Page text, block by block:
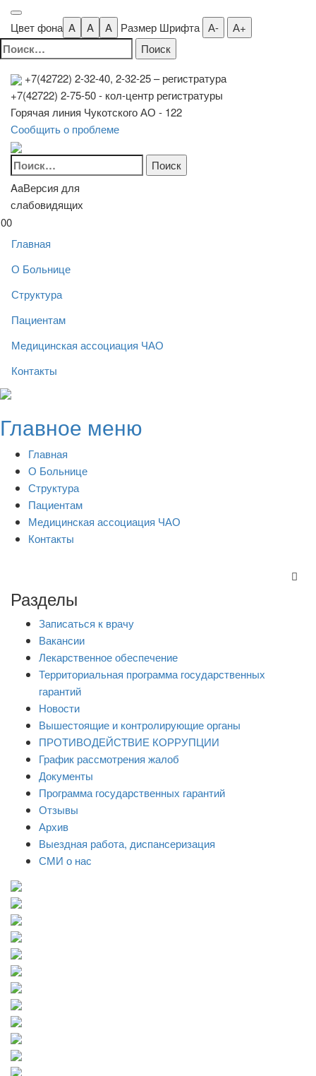
Цвет фона A A A Размер Шрифта А- А+
Найти:
+7(42722) 2-32-40, 2-32-25– регистратура
+7(42722) 2-75-50 - кол-центр регистратуры
Горячая линия Чукотского АО - 122
Сообщить о проблеме
Найти:
AaВерсия для
слабовидящих
00
Главная
О Больнице
Структура
Пациентам
Медицинская ассоциация ЧАО
Контакты
Skip
content
Главное меню
Главная
О Больнице
Структура
Пациентам
Медицинская ассоциация ЧАО
Контакты
Разделы
Записаться к врачу
Вакансии
Лекарственное обеспечение
Территориальная программа государственных
гарантий
Новости
Вышестоящие и контролирующие органы
ПРОТИВОДЕЙСТВИЕ КОРРУПЦИИ
График рассмотрения жалоб
Документы
Программа государственных гарантий
Отзывы
Архив
Выездная работа, диспансеризация
СМИ о нас